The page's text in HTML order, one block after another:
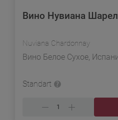
Вино Нувиана
Nuviana Chardonnay
Вино Белое Сухое,
Standart